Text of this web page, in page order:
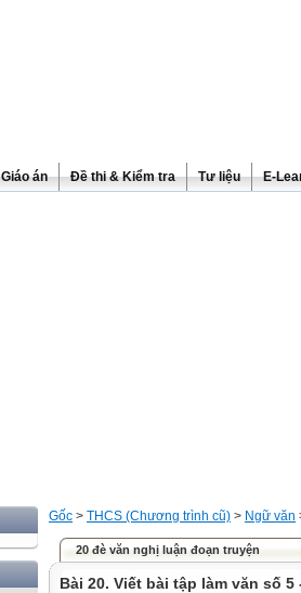
Giáo án Đề thi & Kiểm tra Tư liệu E-
Gốc > THCS (Chương trình cũ) > Ngữ văn
20 đè văn nghị luận đoạn truyện
Bài 20. Viết bài tập làm văn số